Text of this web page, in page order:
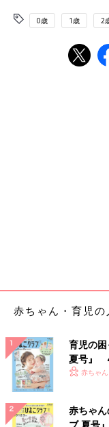
0歳 1歳 2
赤ちゃん・育児
育児の
夏号』
いっぱ
赤ちゃ
赤ちゃ